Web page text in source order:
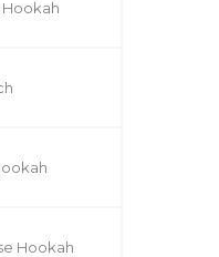
Hookah
Hookah